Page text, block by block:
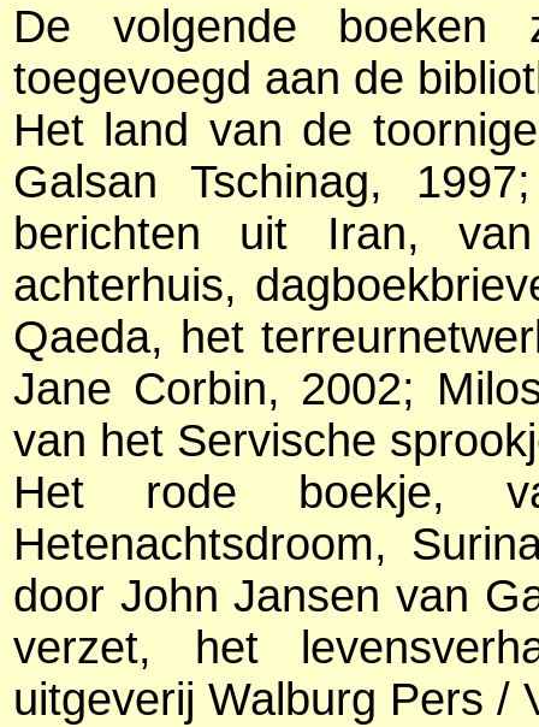
De volgende boeken
toegevoegd aan de
Het land van de
Galsan Tschinag,
berichten uit Iran,
achterhuis,
Qaeda, het
Jane Corbin, 2002;
van het Servische
Het rode boekje,
Hetenachtsdroom,
door John Jansen van
verzet, het
uitgeverij Walburg Pers /